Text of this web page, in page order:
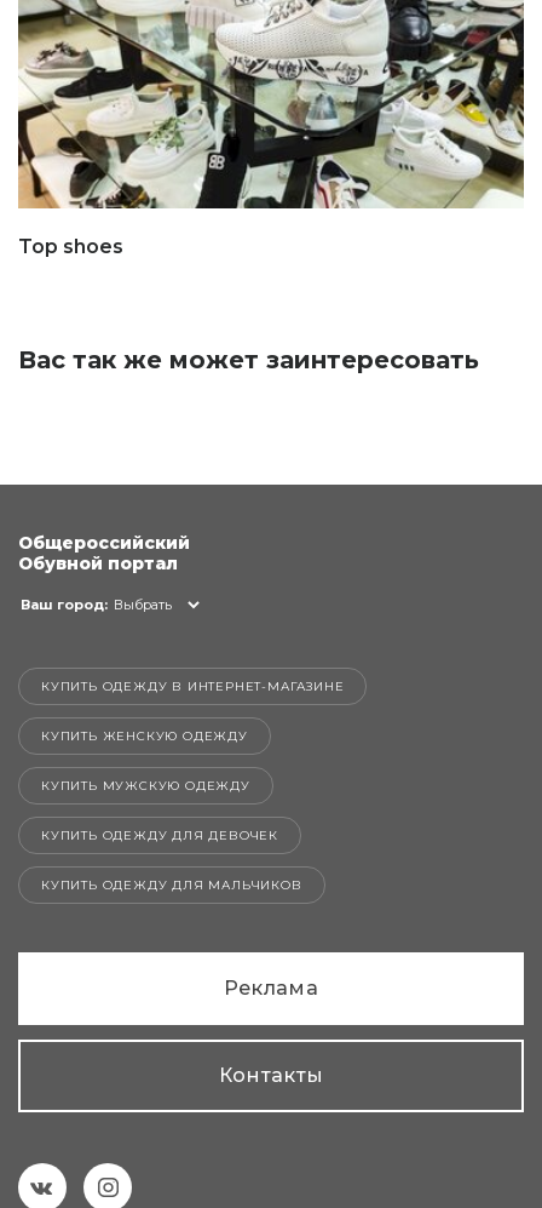
Top shoes
Вас так же может заинтересовать
Общероссийский
Обувной портал
Ваш город: Выбрать
КУПИТЬ ОДЕЖДУ В ИНТЕРНЕТ-МАГАЗИНЕ
КУПИТЬ ЖЕНСКУЮ ОДЕЖДУ
КУПИТЬ МУЖСКУЮ ОДЕЖДУ
КУПИТЬ ОДЕЖДУ ДЛЯ ДЕВОЧЕК
КУПИТЬ ОДЕЖДУ ДЛЯ МАЛЬЧИКОВ
Реклама
Контакты